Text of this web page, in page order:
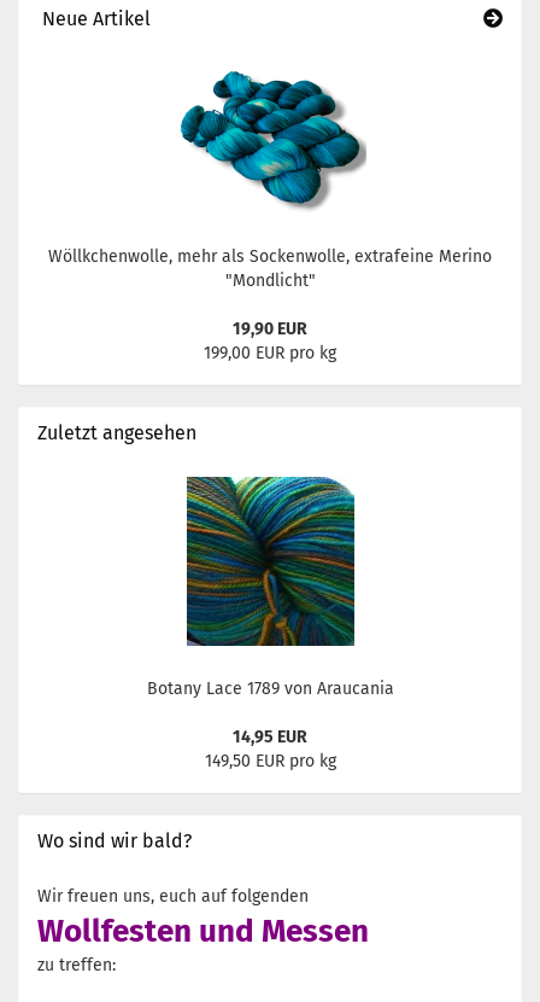
Neue Artikel
Wöllkchenwolle, mehr als Sockenwolle, extrafeine Merino
"Mondlicht"
19,90 EUR
199,00 EUR pro kg
Zuletzt angesehen
Botany Lace 1789 von Araucania
14,95 EUR
149,50 EUR pro kg
Wo sind wir bald?
Wir freuen uns, euch auf folgenden
Wollfesten und Messen
zu treffen: